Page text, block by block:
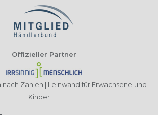
Offizieller Partner
nach Zahlen | Leinwand für Erwachsene und
Kinder